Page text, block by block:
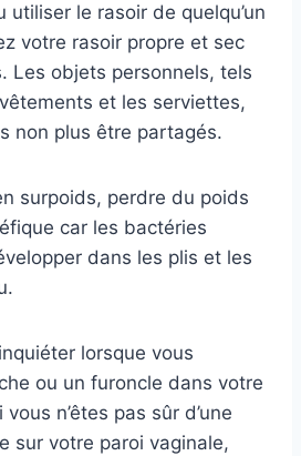
utiliser le rasoir de quelqu’un
votre rasoir propre et sec
Les objets personnels, tels
et les serviettes,
non plus être partagés.
surpoids, perdre du poids
car les bactéries
dans les plis et les
lorsque vous
ou un furoncle dans votre
n’êtes pas sûr d’une
sur votre paroi vaginale,